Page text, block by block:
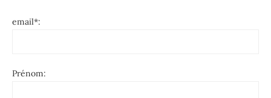
email*:
Prénom: